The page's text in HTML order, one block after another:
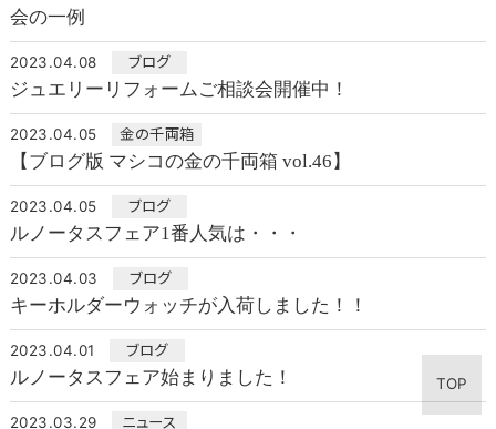
会の一例
2023.04.08 ブログ
ジュエリーリフォームご相談会開催中！
2023.04.05 金の千両箱
【ブログ版 マシコの金の千両箱 vol.46】
2023.04.05 ブログ
ルノータスフェア1番人気は・・・
2023.04.03 ブログ
キーホルダーウォッチが入荷しました！！
2023.04.01 ブログ
ルノータスフェア始まりました！
2023.03.29 ニュース
TOP